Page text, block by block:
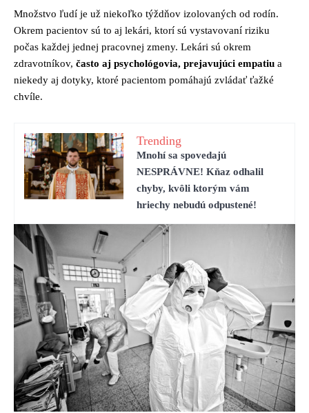
Množstvo ľudí je už niekoľko týždňov izolovaných od rodín.
Okrem pacientov sú to aj lekári, ktorí sú vystavovaní riziku
počas každej jednej pracovnej zmeny. Lekári sú okrem
zdravotníkov, často aj psychológovia, prejavujúci empatiu a
niekedy aj dotyky, ktoré pacientom pomáhajú zvládať ťažké
chvíle.
Trending
Mnohí sa spovedajú
NESPRÁVNE! Kňaz odhalil
chyby, kvôli ktorým vám
hriechy nebudú odpustené!